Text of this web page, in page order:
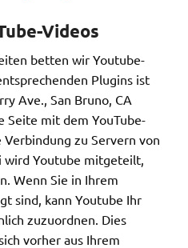
Videos
betten wir Youtube-
Plugins ist
Ave., San Bruno, CA
Seite mit dem YouTube-
zu Servern von
Youtube mitgeteilt,
Wenn Sie in Ihrem
sind, kann Youtube Ihr
zuzuordnen. Dies
vorher aus Ihrem